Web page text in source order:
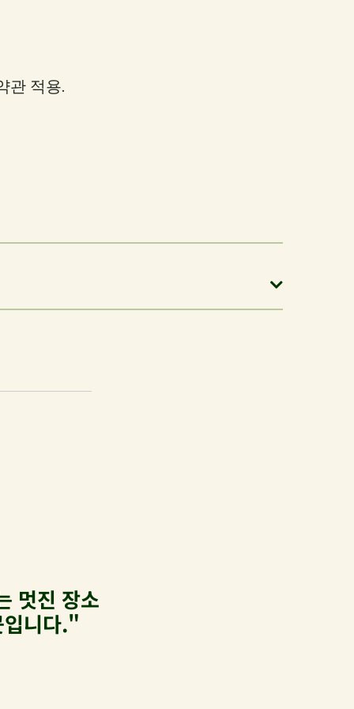
관 적용.
멋진 장소
입니다."